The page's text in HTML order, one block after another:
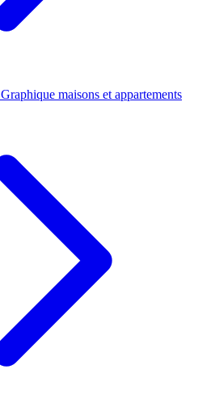
Graphique maisons et appartements